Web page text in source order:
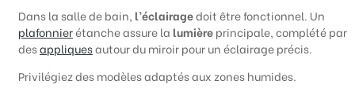
Dans la salle de bain, l’éclairagedoit être fonctionnel. Un
plafonnierétanche assure la lumièreprincipale, complété par
desappliquesautour du miroir pour un éclairage précis.
Privilégiez des modèles adaptés aux zones humides.